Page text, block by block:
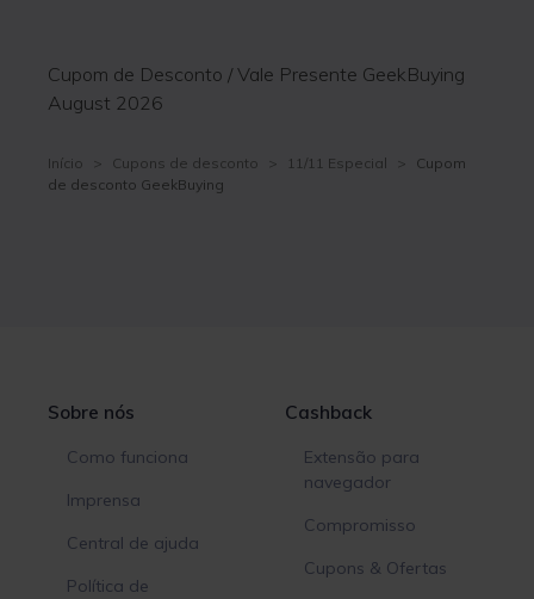
Cupom de Desconto / Vale Presente GeekBuying
August 2026
Início > Cupons de desconto > 11/11 Especial >
Cupom
de desconto GeekBuying
Sobre nós
Como funciona
Imprensa
Central de ajuda
Política de
Cashback
Extensão para
navegador
Compromisso
Cupons & Ofertas